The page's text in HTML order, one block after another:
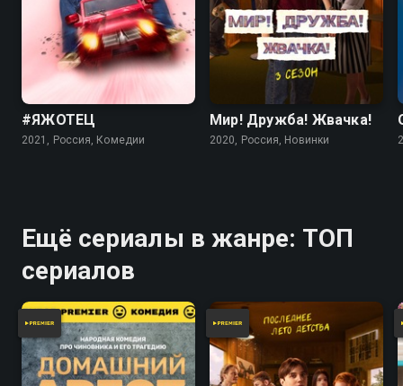
#ЯЖОТЕЦ
2021, Россия, Комедии
Мир! Дружба! Жвачка!
2020, Россия, Новинки
Ещё сериалы в жанре: ТОП
сериалов